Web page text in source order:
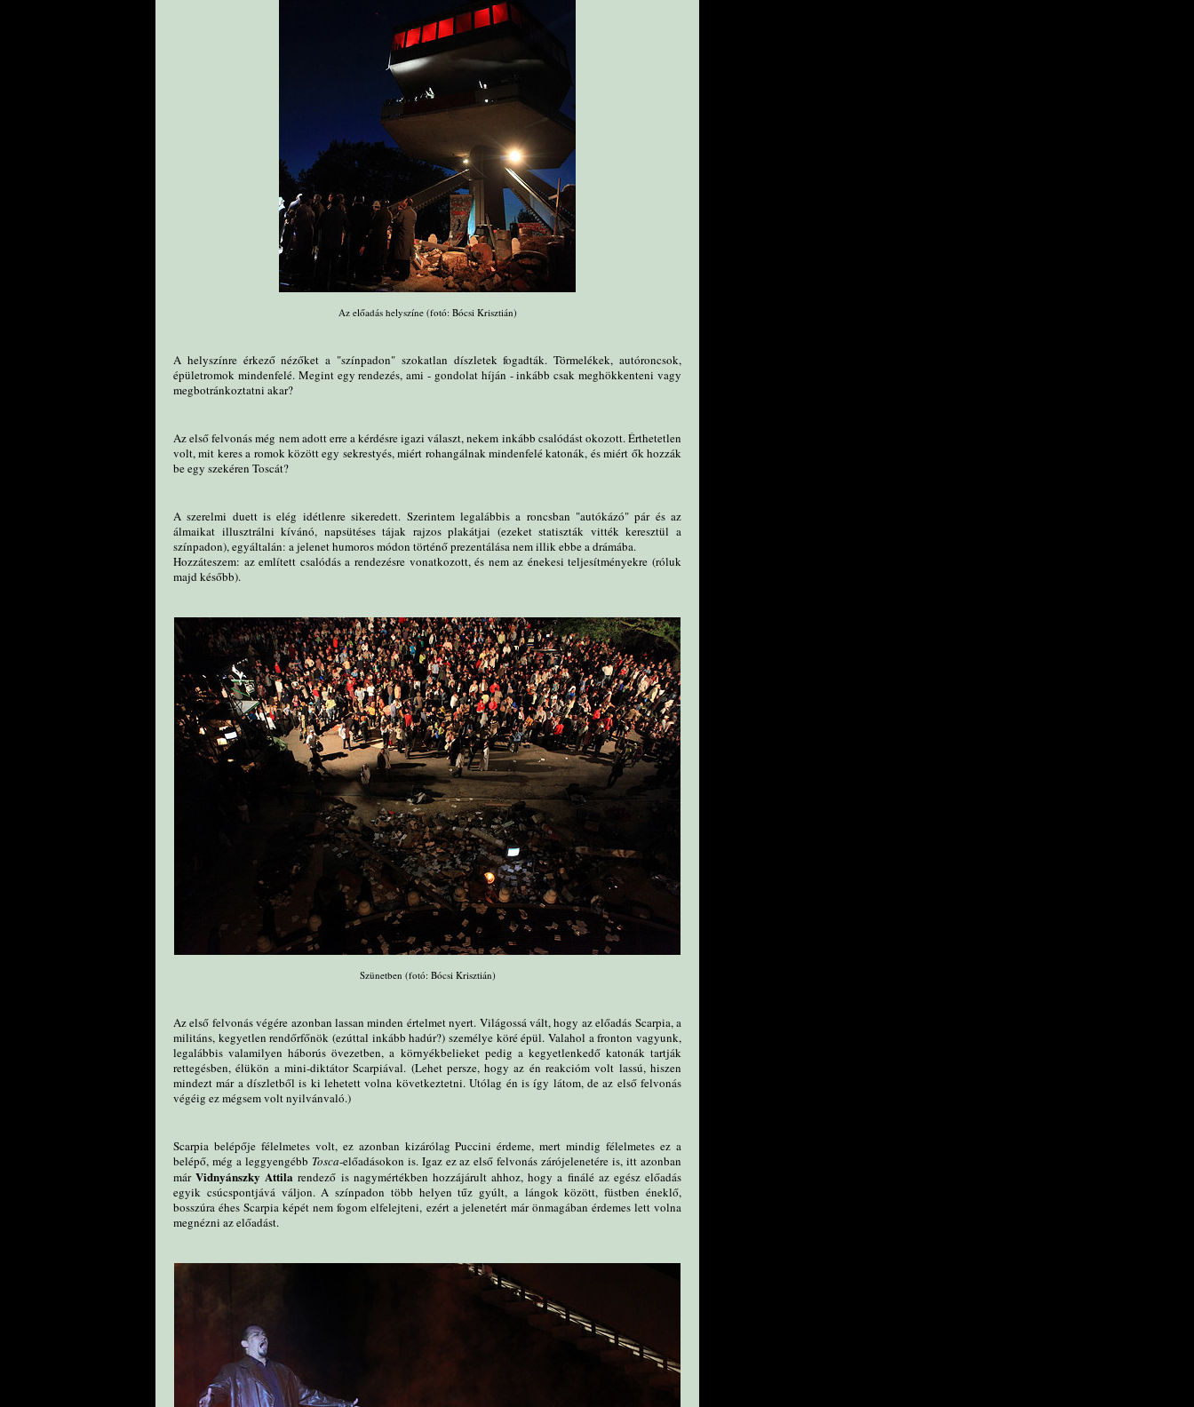
Az előadás helyszíne (fotó: Bócsi Krisztián)
A helyszínre érkező nézőket a "színpadon" szokatlan díszletek fogadták. Törmelékek, autóroncsok,
épületromok mindenfelé. Megint egy rendezés, ami - gondolat híján - inkább csak meghökkenteni vagy
megbotránkoztatni akar?
Az első felvonás még nem adott erre a kérdésre igazi választ, nekem inkább csalódást okozott. Érthetetlen
volt, mit keres a romok között egy sekrestyés, miért rohangálnak mindenfelé katonák, és miért ők hozzák
be egy szekéren Toscát?
A szerelmi duett is elég idétlenre sikeredett. Szerintem legalábbis a roncsban "autókázó" pár és az
álmaikat illusztrálni kívánó, napsütéses tájak rajzos plakátjai (ezeket statiszták vitték keresztül a
színpadon), egyáltalán: a jelenet humoros módon történő prezentálása nem illik ebbe a drámába.
Hozzáteszem: az említett csalódás a rendezésre vonatkozott, és nem az énekesi teljesítményekre (róluk
majd később).
Szünetben (fotó: Bócsi Krisztián)
Az első felvonás végére azonban lassan minden értelmet nyert. Világossá vált, hogy az előadás Scarpia, a
militáns, kegyetlen rendőrfőnök (ezúttal inkább hadúr?) személye köré épül. Valahol a fronton vagyunk,
legalábbis valamilyen háborús övezetben, a környékbelieket pedig a kegyetlenkedő katonák tartják
rettegésben, élükön a mini-diktátor Scarpiával. (Lehet persze, hogy az én reakcióm volt lassú, hiszen
mindezt már a díszletből is ki lehetett volna következtetni. Utólag én is így látom, de az első felvonás
végéig ez mégsem volt nyilvánvaló.)
Scarpia belépője félelmetes volt, ez azonban kizárólag Puccini érdeme, mert mindig félelmetes ez a
belépő, még a leggyengébb Tosca-előadásokon is. Igaz ez az első felvonás zárójelenetére is, itt azonban
márVidnyánszky Attila rendező is nagymértékben hozzájárult ahhoz, hogy a finálé az egész előadás
egyik csúcspontjává váljon. A színpadon több helyen tűz gyúlt, a lángok között, füstben éneklő,
bosszúra éhes Scarpia képét nem fogom elfelejteni, ezért a jelenetért már önmagában érdemes lett volna
megnézni az előadást.